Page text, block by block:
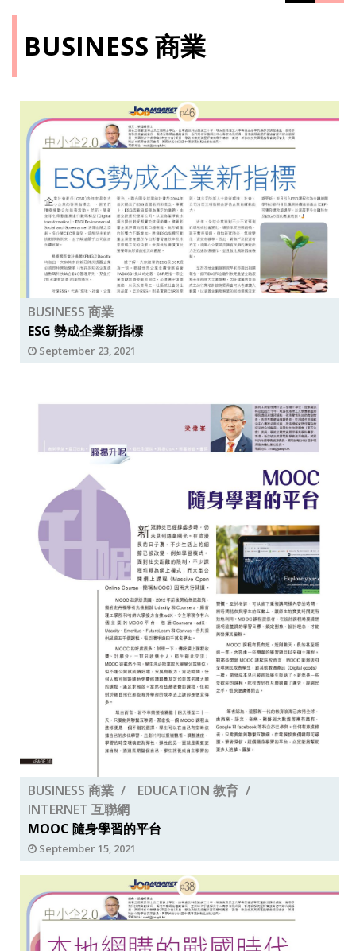
BUSINESS 商業
BUSINESS 商業
ESG 勢成企業新指標
September 23, 2021
BUSINESS 商業
EDUCATION 教育
INTERNET 互聯網
MOOC 隨身學習的平台
September 15, 2021